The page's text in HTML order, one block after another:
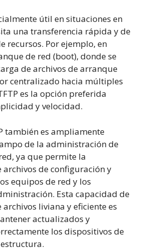
útil en situaciones en
una transferencia rápida y de
recursos. Por ejemplo, en
de red (boot), donde se
de archivos de arranque
centralizado hacia múltiples
es la opción preferida
y velocidad.
también es ampliamente
de la administración de
ya que permite la
de configuración y
equipos de red y los
Esta capacidad de
liviana y eficiente es
actualizados y
los dispositivos de